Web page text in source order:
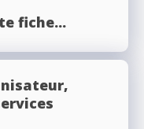
fiche...